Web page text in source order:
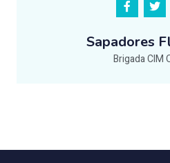
Sapadores
Brigada CIM